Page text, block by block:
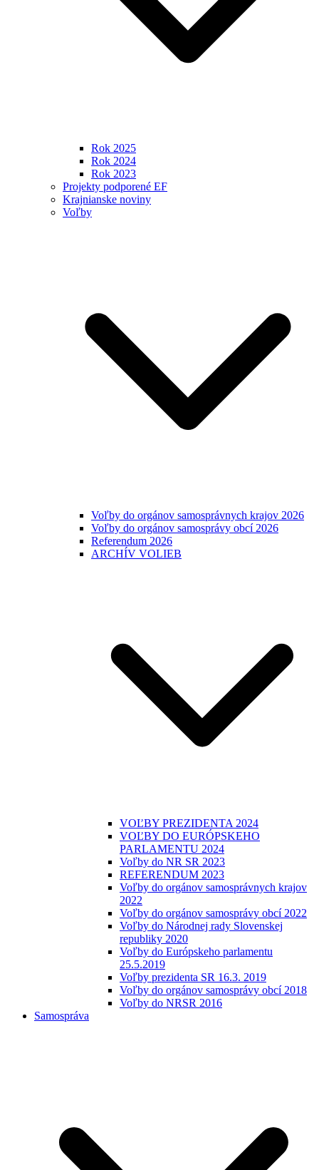
Rok 2025
Rok 2024
Rok 2023
Projekty podporené EF
Krajnianske noviny
Voľby
Voľby do orgánov samosprávnych krajov 2026
Voľby do orgánov samosprávy obcí 2026
Referendum 2026
ARCHÍV VOLIEB
VOĽBY PREZIDENTA 2024
VOĽBY DO EURÓPSKEHO
PARLAMENTU 2024
Voľby do NR SR 2023
REFERENDUM 2023
Voľby do orgánov samosprávnych krajov
2022
Voľby do orgánov samosprávy obcí 2022
Voľby do Národnej rady Slovenskej
republiky 2020
Voľby do Európskeho parlamentu
25.5.2019
Voľby prezidenta SR 16.3. 2019
Voľby do orgánov samosprávy obcí 2018
Voľby do NRSR 2016
Samospráva